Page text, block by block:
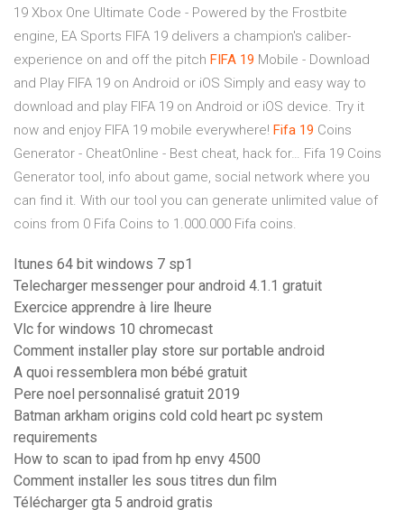
19 Xbox One Ultimate Code - Powered by the Frostbite
engine, EA Sports FIFA 19 delivers a champion's caliber-
experience on and off the pitch FIFA 19 Mobile - Download
and Play FIFA 19 on Android or iOS Simply and easy way to
download and play FIFA 19 on Android or iOS device. Try it
now and enjoy FIFA 19 mobile everywhere! Fifa 19 Coins
Generator - CheatOnline - Best cheat, hack for… Fifa 19 Coins
Generator tool, info about game, social network where you
can find it. With our tool you can generate unlimited value of
coins from 0 Fifa Coins to 1.000.000 Fifa coins.
Itunes 64 bit windows 7 sp1
Telecharger messenger pour android 4.1.1 gratuit
Exercice apprendre à lire lheure
Vlc for windows 10 chromecast
Comment installer play store sur portable android
A quoi ressemblera mon bébé gratuit
Pere noel personnalisé gratuit 2019
Batman arkham origins cold cold heart pc system
requirements
How to scan to ipad from hp envy 4500
Comment installer les sous titres dun film
Télécharger gta 5 android gratis